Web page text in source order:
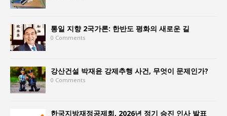
통일 지향 2국가론: 한반도 평화의 새로운 길
0 Comments
강산건설 박재윤 강제추행 사건, 무엇이 문제인가?
0 Comments
한국지방재정공제회, 2026년 정기 승진 인사 발표